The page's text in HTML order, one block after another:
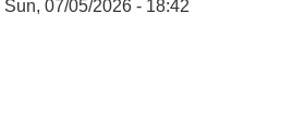
Sun, 07/05/2026 - 18:42